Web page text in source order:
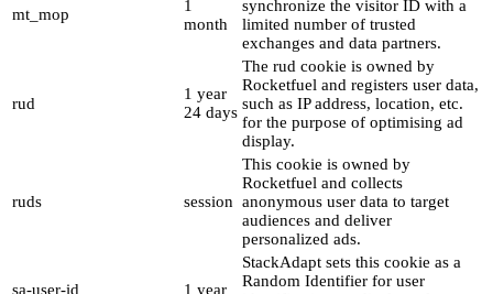
mt_mop
1
month
synchronize the visitor ID with a
limited number of trusted
exchanges and data partners.
rud
1 year
24 days
The rud cookie is owned by
Rocketfuel and registers user data,
such as IP address, location, etc.
for the purpose of optimising ad
display.
ruds session
This cookie is owned by
Rocketfuel and collects
anonymous user data to target
audiences and deliver
personalized ads.
sa-user-id 1 year
StackAdapt sets this cookie as a
Random Identifier for user